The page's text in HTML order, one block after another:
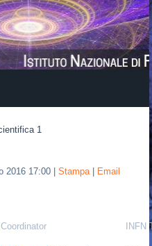
1
2016 17:00 |Stampa Email
INFN